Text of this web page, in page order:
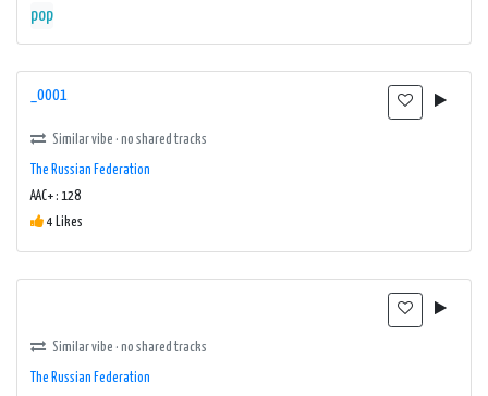
pop
_0001
Similar vibe · no shared tracks
The Russian Federation
AAC+ : 128
4 Likes
Similar vibe · no shared tracks
The Russian Federation